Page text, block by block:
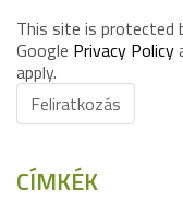
This site is protected
Google Privacy Policy
apply.
Feliratkozás
CÍMKÉK